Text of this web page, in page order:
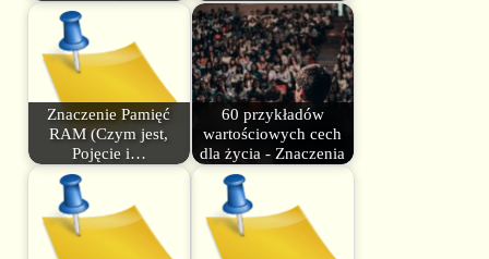
Znaczenie Pamięć
RAM (Czym jest,
Pojęcie i…
60 przykładów
wartościowych cech
dla życia - Znaczenia